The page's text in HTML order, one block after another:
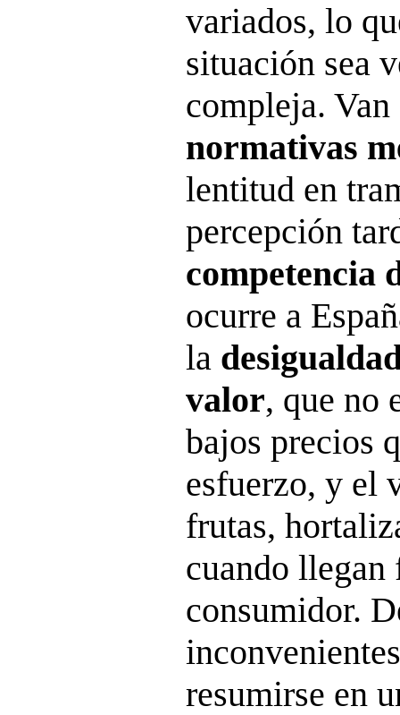
variados, lo
situación sea
compleja.
normativas
lentitud en
percepción
competencia
ocurre a
la
valor, que no
bajos precios
esfuerzo, y el
frutas,
cuando
consumidor.
resumirse en